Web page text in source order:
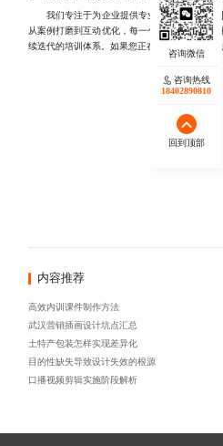
我们专注于为企业提供专业、高效的 内训课
从案例打磨到互动优化，每一个环节我们都力
续迭代的培训体系。如果您正在寻找一套真正
内容推荐
高效内训课件制作方法
武汉营销插画设计坑点汇总
土特产包装怎样实现差异化
目的性缺失导致设计失效的根源
口播视频剪辑实施阶段解析
咨询热线
18402890810
回到顶部